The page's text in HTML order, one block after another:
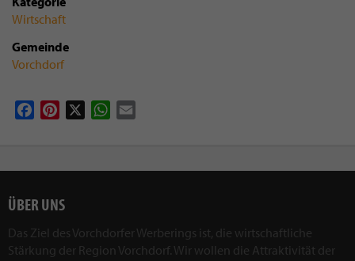
Wirtschaft
Gemeinde
Vorchdorf
FacebookPinterest WhatsApp
ÜBER UNS
Das Ziel des Vorchdorfer Werberings ist, die wirtschaftliche
Stärkung der Region Vorchdorf. Wir wollen die Attraktivität der